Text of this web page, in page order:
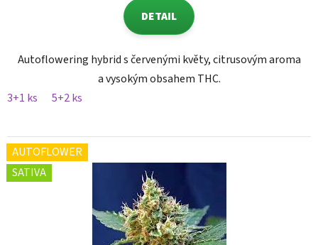
DETAIL
Autoflowering hybrid s červenými květy, citrusovým aroma
a vysokým obsahem THC.
3+1 ks
5+2 ks
AUTOFLOWER
SATIVA